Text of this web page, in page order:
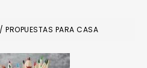
PROPUESTAS PARA CASA